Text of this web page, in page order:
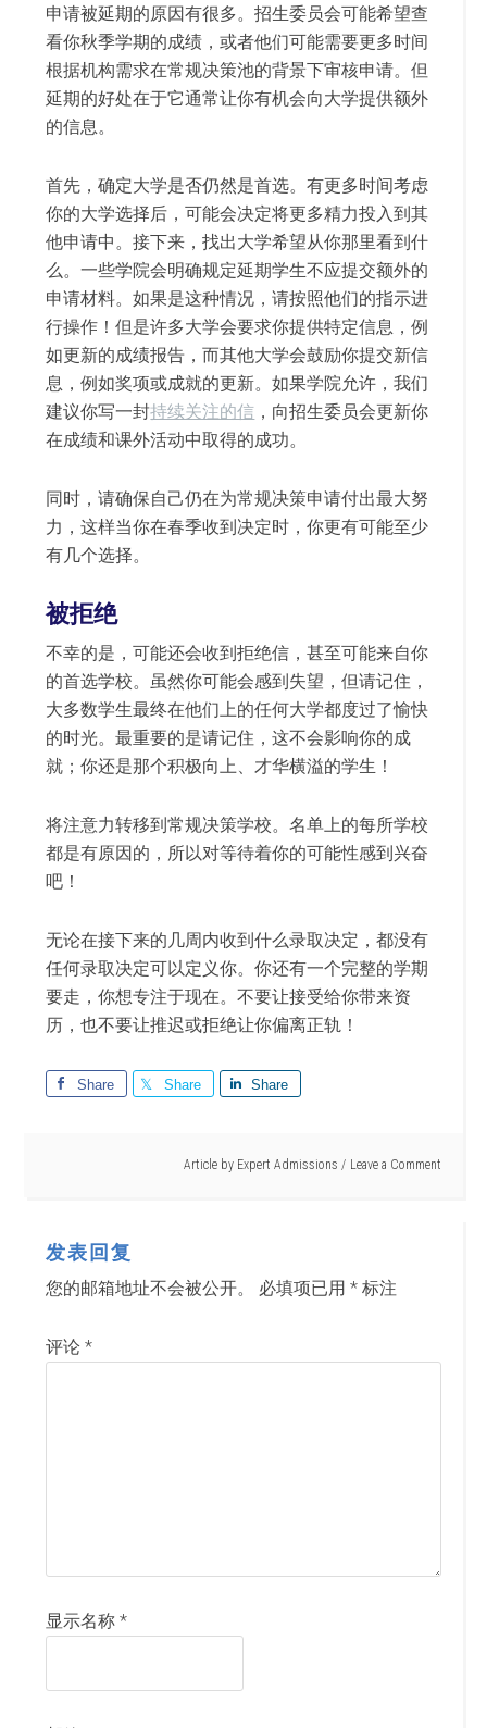
申请被延期的原因有很多。招生委员会可能希望查
看你秋季学期的成绩，或者他们可能需要更多时间
根据机构需求在常规决策池的背景下审核申请。但
延期的好处在于它通常让你有机会向大学提供额外
的信息。
首先，确定大学是否仍然是首选。有更多时间考虑
你的大学选择后，可能会决定将更多精力投入到其
他申请中。接下来，找出大学希望从你那里看到什
么。一些学院会明确规定延期学生不应提交额外的
申请材料。如果是这种情况，请按照他们的指示进
行操作！但是许多大学会要求你提供特定信息，例
如更新的成绩报告，而其他大学会鼓励你提交新信
息，例如奖项或成就的更新。如果学院允许，我们
建议你写一封持续关注的信 ，向招生委员会更新你
在成绩和课外活动中取得的成功。
同时，请确保自己仍在为常规决策申请付出最大努
力，这样当你在春季收到决定时，你更有可能至少
有几个选择。
被拒绝
不幸的是，可能还会收到拒绝信，甚至可能来自你
的首选学校。虽然你可能会感到失望，但请记住，
大多数学生最终在他们上的任何大学都度过了愉快
的时光。最重要的是请记住，这不会影响你的成
就；你还是那个积极向上、才华横溢的学生！
将注意力转移到常规决策学校。名单上的每所学校
都是有原因的，所以对等待着你的可能性感到兴奋
吧！
无论在接下来的几周内收到什么录取决定，都没有
任何录取决定可以定义你。你还有一个完整的学期
要走，你想专注于现在。不要让接受给你带来资
历，也不要让推迟或拒绝让你偏离正轨！
Share Share Share
Article by Expert Admissions Leave a Comment
发表回复
您的邮箱地址不会被公开。 必填项已用* 标注
评论*
显示名称*